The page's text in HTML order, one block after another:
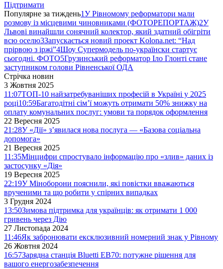
Підтримати
Популярне за тиждень1У Рівномому реформатори мали
розмову із місцевими чиновниками (ФОТОРЕПОРТАЖ)2У
Львові винайшли сонячний колектор, який здатний обігріти
всю оселю3Запускається новий проект Kolona.net: “Над
прірвою з іржі”4Шоу Супермодель по-українски стартує
сьогодні. ФОТО5Грузинський реформатор Іло Глонті стане
заступником голови Рівненської ОДА
Стрічка новин
3 Жовтня 2025
11:07ТОП-10 найзатребуваніших професій в Україні у 2025
році10:59Багатодітні сім’ї можуть отримати 50% знижку на
оплату комунальних послуг: умови та порядок оформлення
22 Вересня 2025
21:28У «Дії» з’явилася нова послуга — «Базова соціальна
допомога»
21 Вересня 2025
11:35Мінцифри спростувало інформацію про «злив» даних із
застосунку «Дія»
19 Вересня 2025
22:19У Міноборони пояснили, які повістки вважаються
врученими та що робити у спірних випадках
3 Грудня 2024
13:50Зимова підтримка для українців: як отримати 1 000
гривень через Дію
27 Листопада 2024
11:46Як забронювати ексклюзивний номерний знак у Рівному
26 Жовтня 2024
16:57Зарядна станція Bluetti EB70: потужне рішення для
вашого енергозабезпечення